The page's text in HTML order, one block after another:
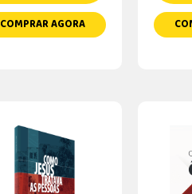
COMPRAR AGORA